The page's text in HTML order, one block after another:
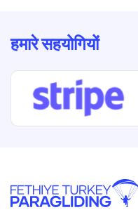
हमारे सहयोगियों